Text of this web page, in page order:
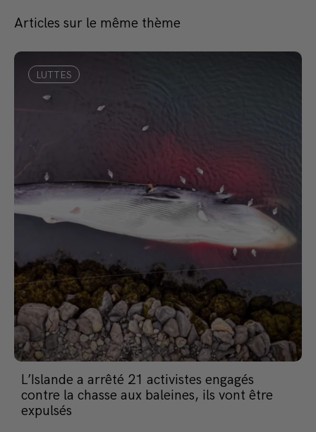
Articles sur le même thème
LUTTES
L’Islande a arrêté 21 activistes engagés
contre la chasse aux baleines, ils vont être
expulsés